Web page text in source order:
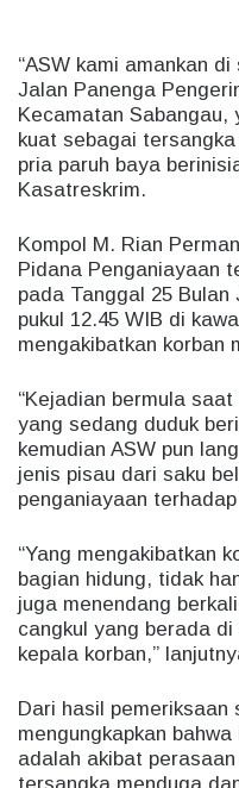
“ASW kami amankan
Jalan Panenga
Kecamatan Sabangau,
kuat sebagai
pria paruh baya
Kasatreskrim.
Kompol M. Rian
Pidana Penganiayaan
pada Tanggal 25 Bulan
pukul 12.45 WIB di
mengakibatkan korban
“Kejadian bermula
yang sedang duduk
kemudian ASW pun
jenis pisau dari saku
penganiayaan
“Yang mengakibatkan
bagian hidung, tidak
juga menendang
cangkul yang berada
kepala korban,”
Dari hasil pemeriksaan
mengungkapkan
adalah akibat